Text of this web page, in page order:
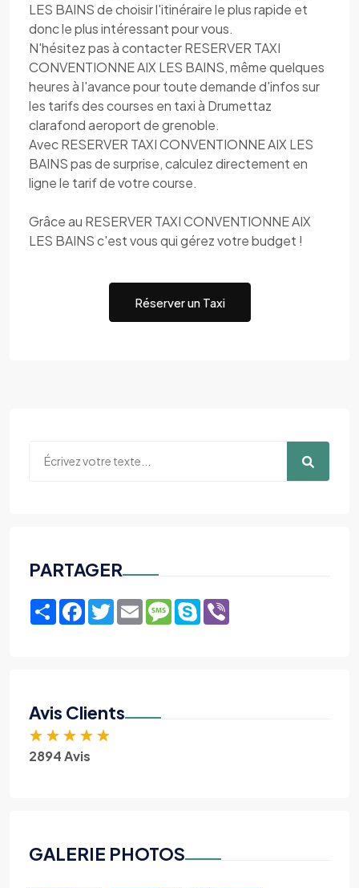
LES BAINS de choisir l'itinéraire le plus rapide et
donc le plus intéressant pour vous.
N'hésitez pas à contacter RESERVER TAXI
CONVENTIONNE AIX LES BAINS, même quelques
heures à l'avance pour toute demande d'infos sur
les tarifs des courses en taxi à Drumettaz
clarafond aeroport de grenoble.
Avec RESERVER TAXI CONVENTIONNE AIX LES
BAINS pas de surprise, calculez directement en
ligne le tarif de votre course.
Grâce au RESERVER TAXI CONVENTIONNE AIX
LES BAINS c'est vous qui gérez votre budget !
Réserver un Taxi
PARTAGER
ShareFacebook
TwitterEmailMessage
Skype
Avis Clients
★ ★ ★ ★ ★
2894 Avis
GALERIE PHOTOS